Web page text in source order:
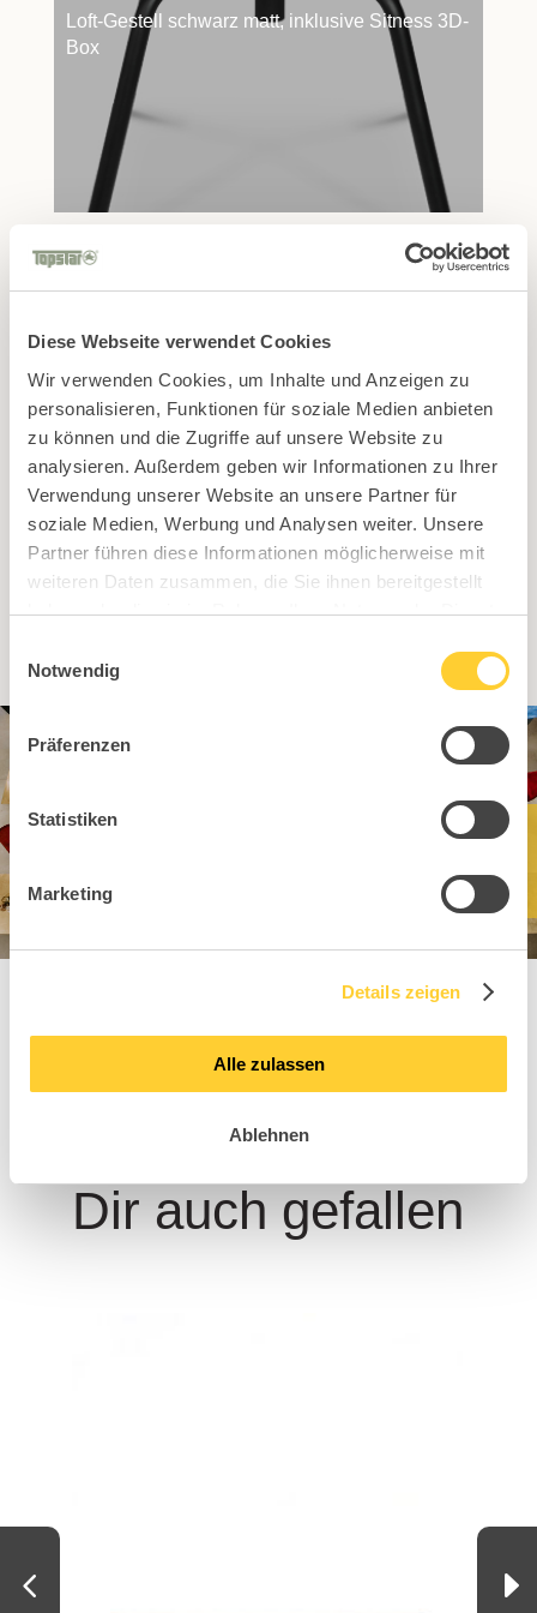
Diese Webseite verwendet Cookies
Wir verwenden Cookies, um Inhalte und Anzeigen zu
personalisieren, Funktionen für soziale Medien anbieten
zu können und die Zugriffe auf unsere Website zu
analysieren. Außerdem geben wir Informationen zu Ihrer
Verwendung unserer Website an unsere Partner für
soziale Medien, Werbung und Analysen weiter. Unsere
Partner führen diese Informationen möglicherweise mit
weiteren Daten zusammen, die Sie ihnen bereitgestellt
haben oder die sie im Rahmen Ihrer Nutzung der Dienste
Notwendig
Präferenzen
Statistiken
Marketing
Details zeigen
Alle zulassen
Ablehnen
Loft-Gestell schwarz matt, inklusive Sitness 3D-
Box
Finde den passenden
Handelspartner in Deiner
Nähe!
Zur Händlersuche
Diese Hospitality
Modelle könnten
Dir auch gefallen